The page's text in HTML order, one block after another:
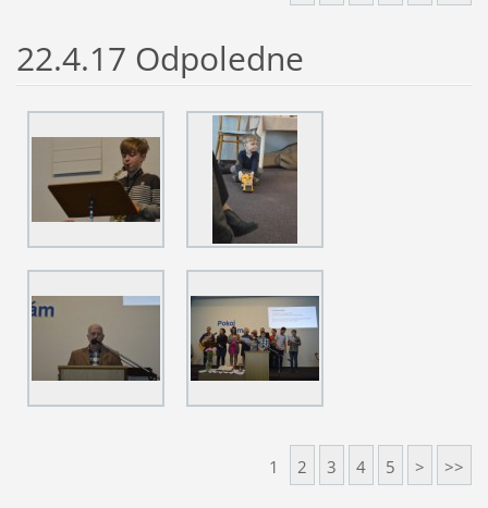
22.4.17 Odpoledne
1 2 3 4 5 > >>